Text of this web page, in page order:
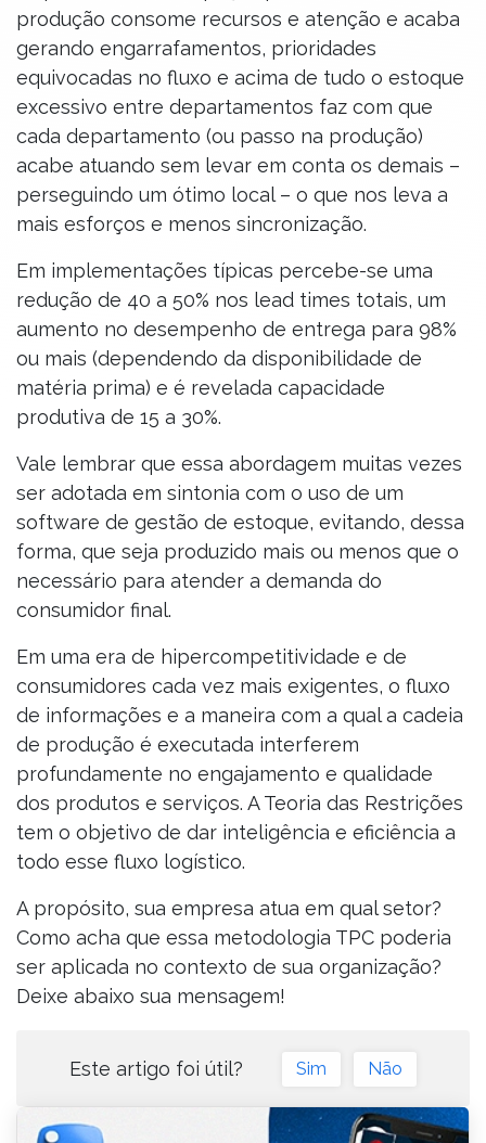
produção consome recursos e atenção e acaba
gerando engarrafamentos, prioridades
equivocadas no fluxo e acima de tudo o estoque
excessivo entre departamentos faz com que
cada departamento (ou passo na produção)
acabe atuando sem levar em conta os demais –
perseguindo um ótimo local – o que nos leva a
mais esforços e menos sincronização.
Em implementações típicas percebe-se uma
redução de 40 a 50% nos lead times totais, um
aumento no desempenho de entrega para 98%
ou mais (dependendo da disponibilidade de
matéria prima) e é revelada capacidade
produtiva de 15 a 30%.
Vale lembrar que essa abordagem muitas vezes
ser adotada em sintonia com o uso de um
software de gestão de estoque, evitando, dessa
forma, que seja produzido mais ou menos que o
necessário para atender a demanda do
consumidor final.
Em uma era de hipercompetitividade e de
consumidores cada vez mais exigentes, o fluxo
de informações e a maneira com a qual a cadeia
de produção é executada interferem
profundamente no engajamento e qualidade
dos produtos e serviços. A Teoria das Restrições
tem o objetivo de dar inteligência e eficiência a
todo esse fluxo logístico.
A propósito, sua empresa atua em qual setor?
Como acha que essa metodologia TPC poderia
ser aplicada no contexto de sua organização?
Deixe abaixo sua mensagem!
Este artigo foi útil? Sim Não